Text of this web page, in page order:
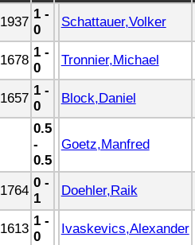
1937
1 -
0
Schattauer,Volker
1678
1 -
0
Tronnier,Michael
1657
1 -
0
Block,Daniel
0.5
-
0.5
Goetz,Manfred
1764
0 -
1
Doehler,Raik
1613
1 -
0
Ivaskevics,Alexander